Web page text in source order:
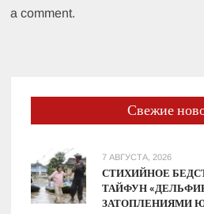
a comment.
Свежие
7 АВГУСТА, 2026
СТИХИЙНОЕ
ТАЙФУН
ЗАТОПЛЕНИЯМИ